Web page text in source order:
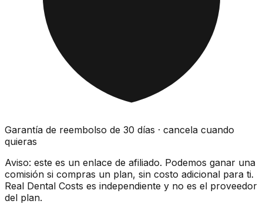
Garantía de reembolso de 30 días · cancela cuando
quieras
Aviso: este es un enlace de afiliado. Podemos ganar una
comisión si compras un plan, sin costo adicional para ti.
Real Dental Costs es independiente y no es el proveedor
del plan.